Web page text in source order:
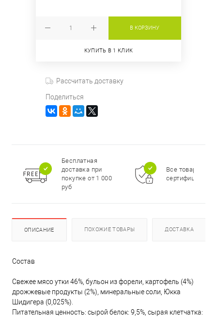
В КОРЗИНУ
КУПИТЬ В 1 КЛИК
Рассчитать доставку
Поделиться
Бесплатная
доставка при
покупке от 1 000
руб
Все товары
ОПИСАНИЕ ПОХОЖИЕ ТОВАРЫ ДОСТАВКА
Состав
Свежее мясо утки 46%, бульон из форели, картофель (4%)
дрожжевые продукты (2%), минеральные соли, Юкка
Шидигера (0,025%).
Питательная ценность: сырой белок: 9,5%, сырая клетчатка: